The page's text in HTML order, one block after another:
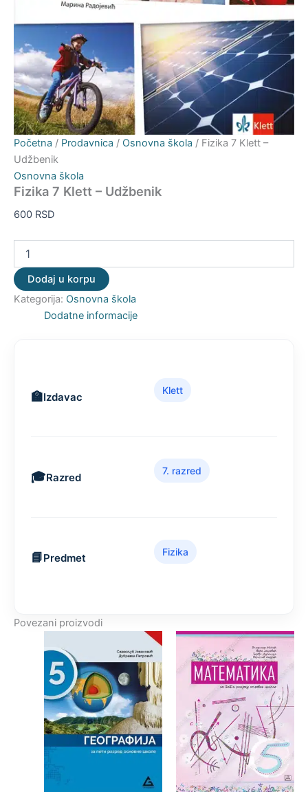
Početna / Prodavnica / Osnovna škola / Fizika 7 Klett –
Udžbenik
Osnovna škola
Fizika 7 Klett – Udžbenik
600 RSD
Dodaj u korpu
Kategorija: Osnovna škola
Dodatne informacije
Izdavac
Klett
Razred
7. razred
Predmet
Fizika
Povezani proizvodi